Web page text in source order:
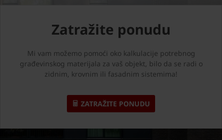
Zatražite ponudu
Mi vam možemo pomoći oko kalkulacije potrebnog
građevinskog materijala za vaš objekt, bilo da se radi o
zidnim, krovnim ili fasadnim sistemima!
ZATRAŽITE PONUDU